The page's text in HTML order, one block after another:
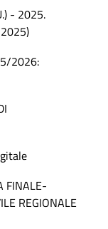
- 2025.
2026:
FINALE-
REGIONALE